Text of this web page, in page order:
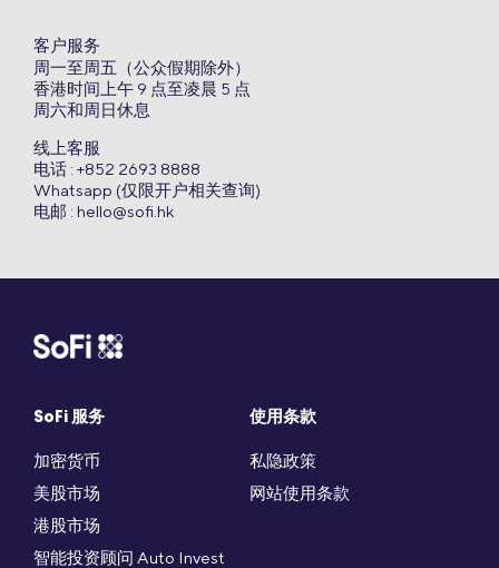
SoFi 服务
加密货币
美股市场
港股市场
智能投资顾问 Auto Invest
使用条款
私隐政策
网站使用条款
客户服务
周一至周五（公众假期除外）
香港时间上午 9 点至凌晨 5 点
周六和周日休息
线上客服
电话 : +852 2693 8888
Whatsapp (仅限开户相关查询)
电邮 : hello@sofi.hk